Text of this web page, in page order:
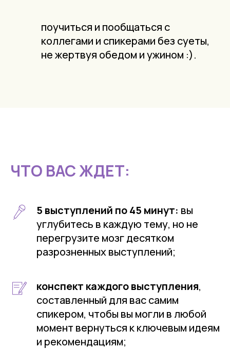
поучиться и пообщаться с
коллегами и спикерами без суеты,
не жертвуя обедом и ужином :).
ЧТО ВАС ЖДЕТ:
5 выступлений по 45 минут: вы
углубитесь в каждую тему, но не
перегрузите мозг десятком
разрозненных выступлений;
конспект каждого выступления,
составленный для вас самим
спикером, чтобы вы могли в любой
момент вернуться к ключевым идеям
и рекомендациям;